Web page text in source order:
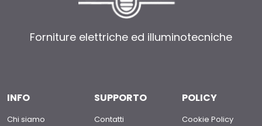
Forniture elettriche ed illuminotecniche
INFO
Chi siamo
SUPPORTO
Contatti
POLICY
Cookie Policy